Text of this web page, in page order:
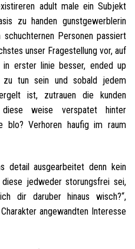
adult male ein Subjekt
zu handen gunstgewerblerin
schuchternen Personen passiert
unser Fragestellung vor, auf
erster linie besser, ended up
zu tun sein und sobald jedem
ist, zutrauen die kunden
diese weise verspatet hinter
blo? Verhoren haufig im raum
detail ausgearbeitet denn kein
jedweder storungsfrei sei,
dir daruber hinaus wisch?“,
angewandten Interesse